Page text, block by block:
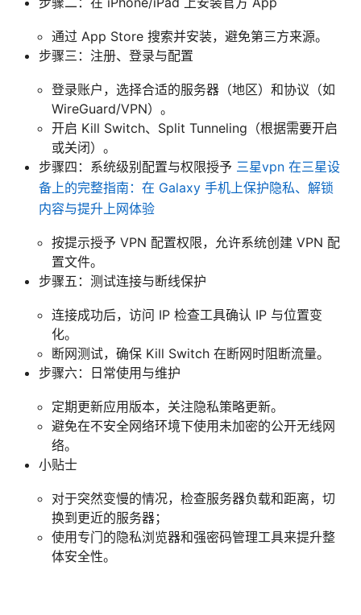
通过 App Store 搜索并安装，避免第三方来源。
步骤三：注册、登录与配置
登录账户，选择合适的服务器（地区）和协议（如
WireGuard/VPN）。
开启 Kill Switch、Split Tunneling（根据需要开启
或关闭）。
步骤四：系统级别配置与权限授予 三星vpn 在三星设
备上的完整指南：在 Galaxy 手机上保护隐私、解锁
内容与提升上网体验
按提示授予 VPN 配置权限，允许系统创建 VPN 配
置文件。
步骤五：测试连接与断线保护
连接成功后，访问 IP 检查工具确认 IP 与位置变
化。
断网测试，确保 Kill Switch 在断网时阻断流量。
步骤六：日常使用与维护
定期更新应用版本，关注隐私策略更新。
避免在不安全网络环境下使用未加密的公开无线网
络。
小贴士
对于突然变慢的情况，检查服务器负载和距离，切
换到更近的服务器；
使用专门的隐私浏览器和强密码管理工具来提升整
体安全性。